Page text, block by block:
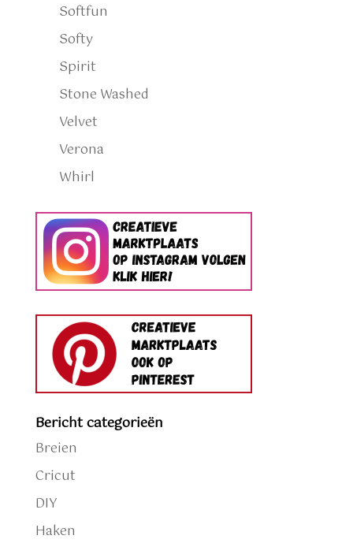
Softfun
Softy
Spirit
Stone Washed
Velvet
Verona
Whirl
Bericht categorieën
Breien
Cricut
DIY
Haken